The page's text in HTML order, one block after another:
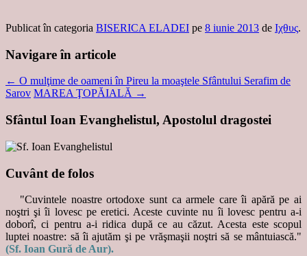
Publicat în categoria BISERICA ELADEI pe 8 iunie 2013 de Ιχθυς.
Navigare în articole
← O mulţime de oameni în Pireu la moaştele Sfântului Serafim de
Sarov MAREA ŢOPĂIALĂ →
Sfântul Ioan Evanghelistul, Apostolul dragostei
Cuvânt de folos
"Cuvintele noastre ortodoxe sunt ca armele care îi apără pe ai
noştri şi îi lovesc pe eretici. Aceste cuvinte nu îi lovesc pentru a-i
doborî, ci pentru a-i ridica după ce au căzut. Acesta este scopul
luptei noastre: să îi ajutăm şi pe vrăşmaşii noştri să se mântuiască."
(Sf. Ioan Gură de Aur).